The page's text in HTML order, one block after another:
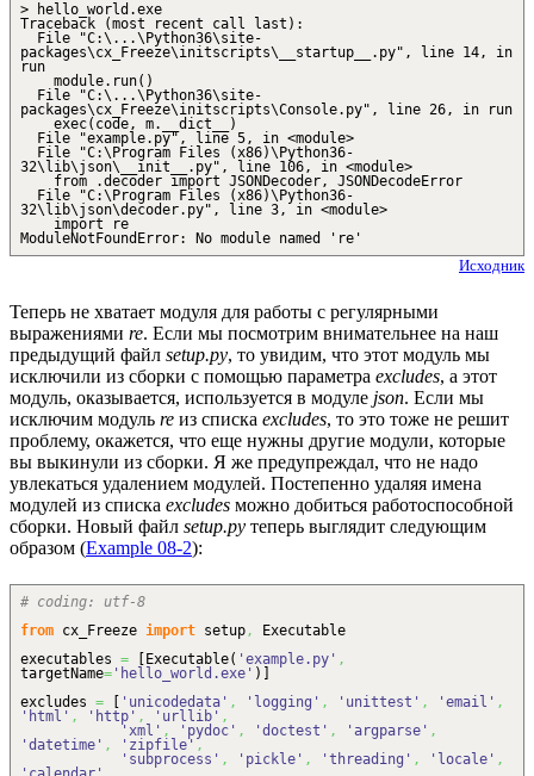
> hello_world.exe
Traceback (most recent call last):
File "C:\...\Python36\site-
packages\cx_Freeze\initscripts\__startup__.py", line 14, in
run
module.run()
File "C:\...\Python36\site-
packages\cx_Freeze\initscripts\Console.py", line 26, in run
exec(code, m.__dict__)
File "example.py", line 5, in <module>
File "C:\Program Files (x86)\Python36-
32\lib\json\__init__.py", line 106, in <module>
from .decoder import JSONDecoder, JSONDecodeError
File "C:\Program Files (x86)\Python36-
32\lib\json\decoder.py", line 3, in <module>
import re
ModuleNotFoundError: No module named 're'
Исходник
Теперь не хватает модуля для работы с регулярными
выражениями re. Если мы посмотрим внимательнее на наш
предыдущий файл setup.py, то увидим, что этот модуль мы
исключили из сборки с помощью параметра excludes, а этот
модуль, оказывается, используется в модуле json. Если мы
исключим модуль re из списка excludes, то это тоже не решит
проблему, окажется, что еще нужны другие модули, которые
вы выкинули из сборки. Я же предупреждал, что не надо
увлекаться удалением модулей. Постепенно удаляя имена
модулей из списка excludes можно добиться работоспособной
сборки. Новый файл setup.py теперь выглядит следующим
образом (Example 08-2):
# coding: utf-8
from cx_Freeze import setup,
Executable
executables = Executable( 'example.py' ,
targetName= 'hello_world.exe' )
excludes = 'unicodedata' , 'logging' , 'unittest' , 'email' ,
'html' , 'http' , 'urllib' ,
'xml' , 'pydoc' , 'doctest' , 'argparse' ,
'datetime' , 'zipfile' ,
'subprocess' , 'pickle' , 'threading' , 'locale' ,